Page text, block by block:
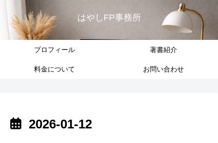
はやしFP事務所
プロフィール 著書紹介
料金について お問い合わせ
2026-01-12